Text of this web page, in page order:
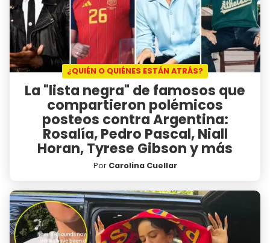
¿QUIÉN O QUIÉNES ESTÁN ATRÁS?
La "lista negra" de famosos que
compartieron polémicos
posteos contra Argentina:
Rosalía, Pedro Pascal, Niall
Horan, Tyrese Gibson y más
Por Carolina Cuellar